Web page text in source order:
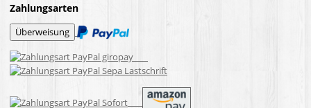
Zahlungsarten